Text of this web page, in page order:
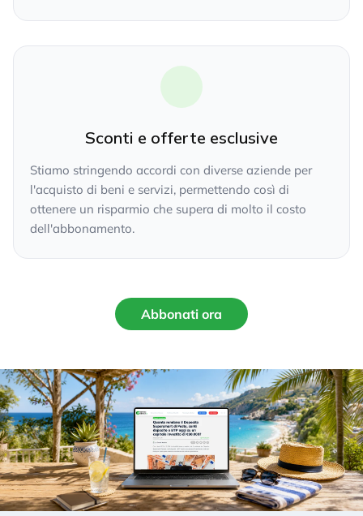
Sconti e offerte esclusive
Stiamo stringendo accordi con diverse aziende per
l'acquisto di beni e servizi, permettendo così di
ottenere un risparmio che supera di molto il costo
dell'abbonamento.
Abbonati ora